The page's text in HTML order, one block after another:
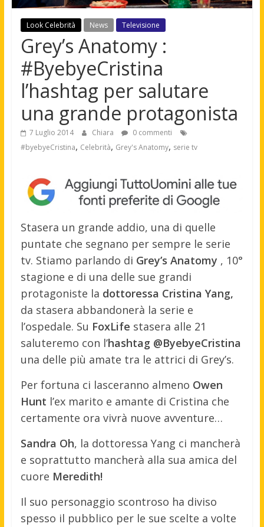
Look Celebrità News Televisione
Grey’s Anatomy :
#ByebyeCristina
l’hashtag per salutare
una grande protagonista
7 Luglio 2014 Chiara
0 commenti
#byebyeCristina, Celebrità, Grey's Anatomy, serie tv
Stasera un grande addio, una di quelle
puntate che segnano per sempre le serie
tv. Stiamo parlando di Grey’s Anatomy , 10°
stagione e di una delle sue grandi
protagoniste la dottoressa Cristina Yang,
da stasera abbandonerà la serie e
l’ospedale. Su FoxLife stasera alle 21
saluteremo con l’hashtag @ByebyeCristina
una delle più amate tra le attrici di Grey’s.
Per fortuna ci lasceranno almeno Owen
Hunt l’ex marito e amante di Cristina che
certamente ora vivrà nuove avventure…
Sandra Oh, la dottoressa Yang ci mancherà
e soprattutto mancherà alla sua amica del
cuore Meredith!
Il suo personaggio scontroso ha diviso
spesso il pubblico per le sue scelte a volte